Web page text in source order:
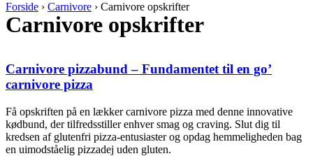
Forside › Carnivore › Carnivore opskrifter
Carnivore opskrifter
Carnivore pizzabund – Fundamentet til en go’
carnivore pizza
Få opskriften på en lækker carnivore pizza med denne innovative
kødbund, der tilfredsstiller enhver smag og craving. Slut dig til
kredsen af glutenfri pizza-entusiaster og opdag hemmeligheden bag
en uimodståelig pizzadej uden gluten.